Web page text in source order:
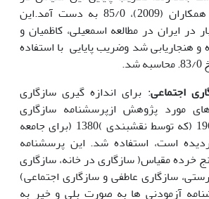
مطالعه پنهالیگون و همکاران (2009)، 85/0 به دست آمد.این
در ایران در مطالعه اسمعیلی، کاظمیان و
و هنجاریابی شد وضریب پایایی با استفاده
اجتماعی: برای اندازه گیری سازگاری
مورد پژوهش ازپرسشنامه سازگاری
)1961 (که توسط نقشبندی )1380 (برای جامعه
است، استفاده شد. این پرسشنامه
و پنج خرده مقیاس( سازگاری در خانه، سازگاری
سازگاری عاطفی و سازگاری اجتماعی)
آزمودنی ها به صورت بلی و خیر به